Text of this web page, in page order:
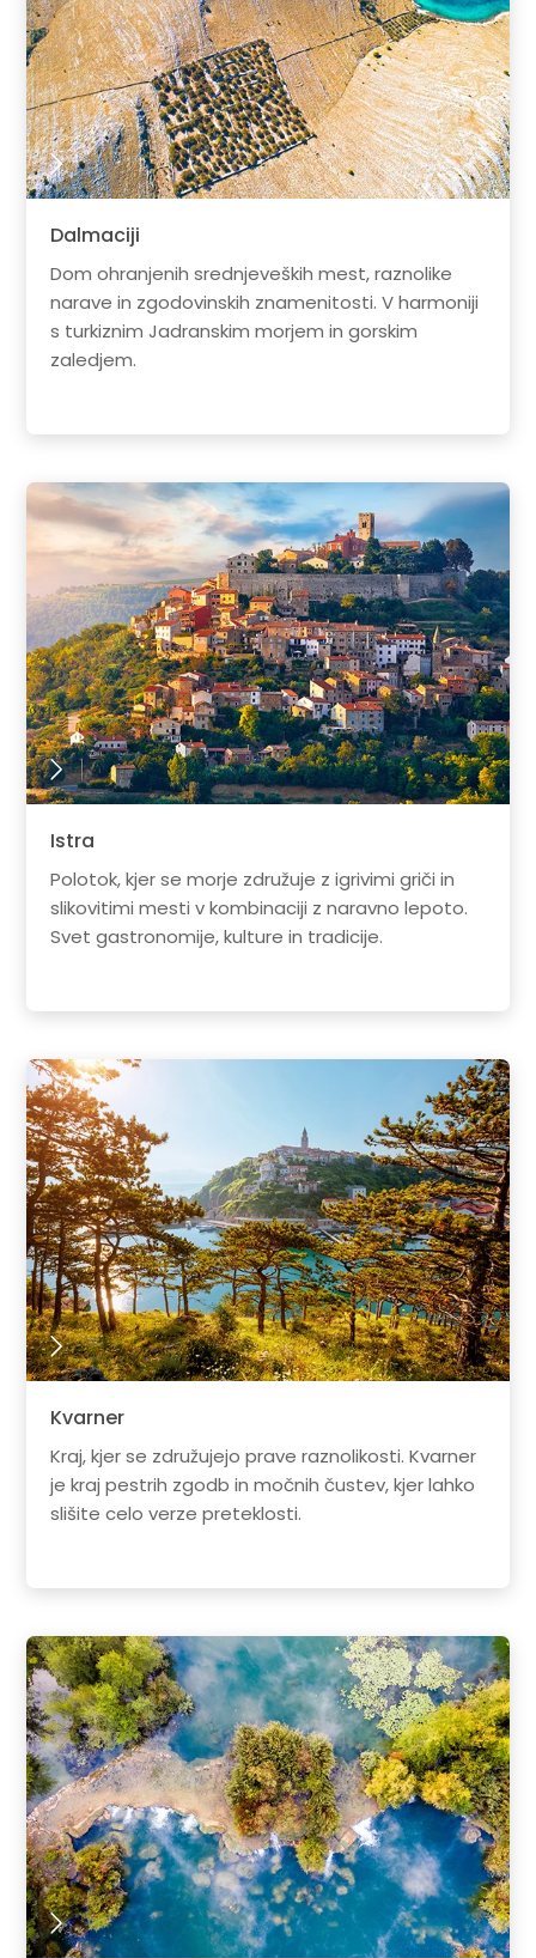
Dalmaciji
Dom ohranjenih srednjeveških mest, raznolike
narave in zgodovinskih znamenitosti. V harmoniji
s turkiznim Jadranskim morjem in gorskim
zaledjem.
Istra
Polotok, kjer se morje združuje z igrivimi griči in
slikovitimi mesti v kombinaciji z naravno lepoto.
Svet gastronomije, kulture in tradicije.
Kvarner
Kraj, kjer se združujejo prave raznolikosti. Kvarner
je kraj pestrih zgodb in močnih čustev, kjer lahko
slišite celo verze preteklosti.